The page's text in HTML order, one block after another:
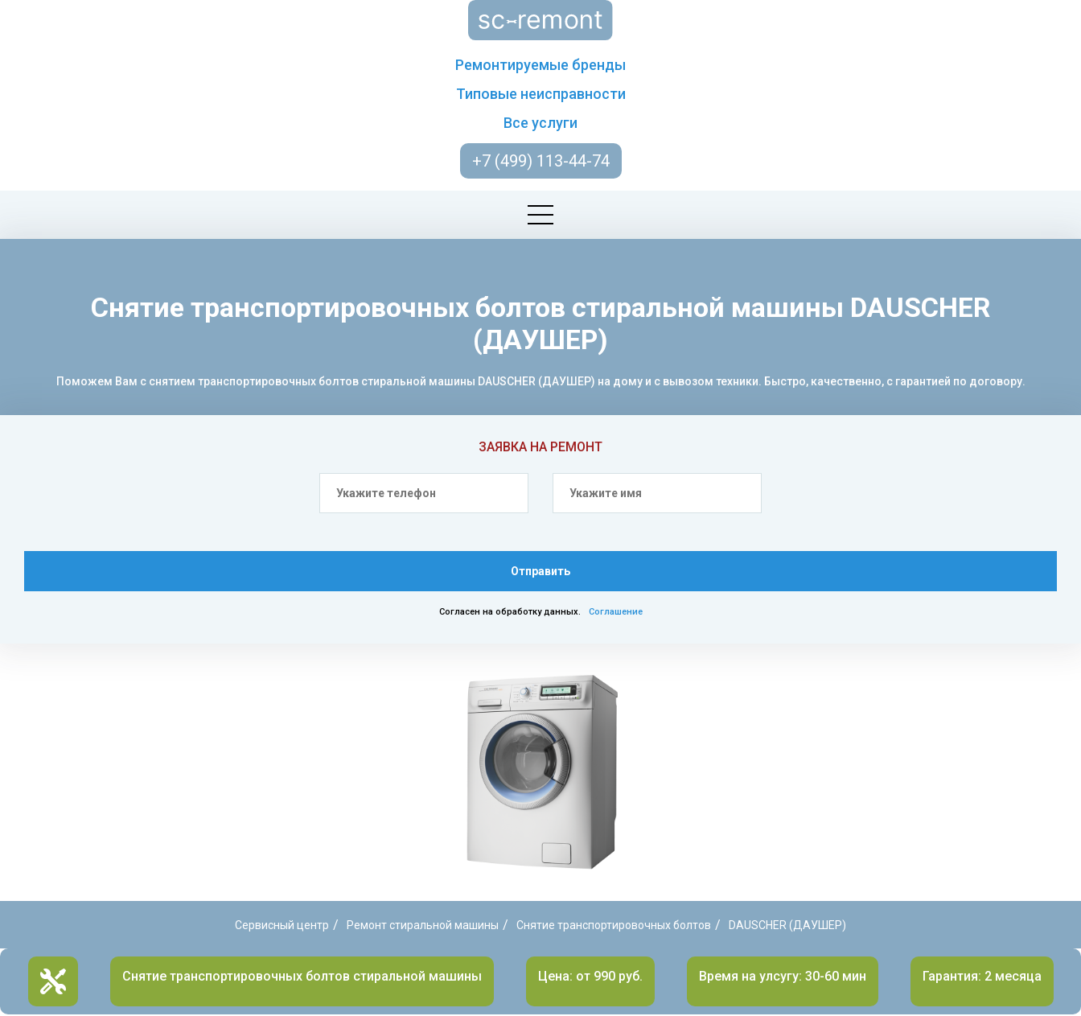
Ремонтируемые бренды
Типовые неисправности
Все услуги
+7 (499) 113-44-74
ЗАЯВКА НА РЕМОНТ
Отправить
Согласен на обработку данных. Соглашение
Снятие транспортировочных болтов стиральной машины DAUSCHER
(ДАУШЕР)
Поможем Вам с снятием транспортировочных болтов стиральной машины DAUSCHER (ДАУШЕР) на дому и с вывозом техники. Быстро, качественно, с гарантией по договору.
Сервисный центр / Ремонт стиральной машины / Снятие транспортировочных болтов / DAUSCHER (ДАУШЕР)
Снятие транспортировочных болтов стиральной машины Цена: от 990 руб. Время на улсугу: 30-60 мин Гарантия: 2 месяца